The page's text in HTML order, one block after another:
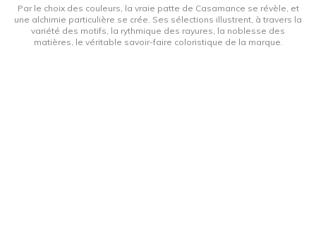
Par le choix des couleurs, la vraie patte de Casamance se révèle, et
une alchimie particulière se crée. Ses sélections illustrent, à travers la
variété des motifs, la rythmique des rayures, la noblesse des
matières, le véritable savoir-faire coloristique de la marque.